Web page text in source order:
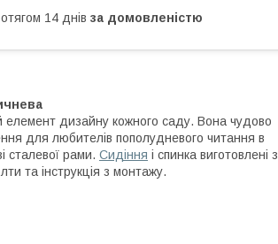
14 днів за домовленістю
елемент дизайну кожного саду. Вона чудово
для любителів пополудневого читання в
сталевої рами. Сидіння і спинка виготовлені з
та інструкція з монтажу.